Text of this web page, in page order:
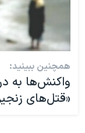
همچنین ببینید:
واکنش‌ها به
«قتل‌های